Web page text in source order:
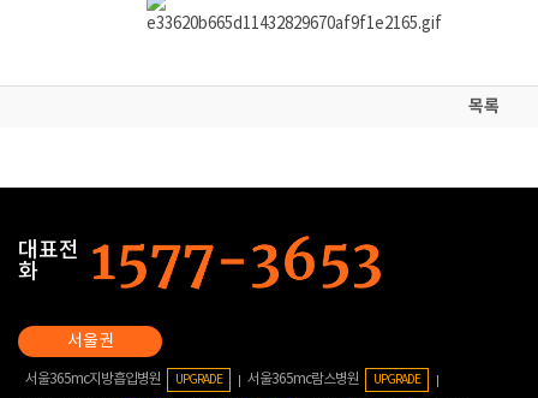
목록
대표전
화
서울365mc지방흡입병원 UPGRADE 서울365mc람스병원 UPGRADE